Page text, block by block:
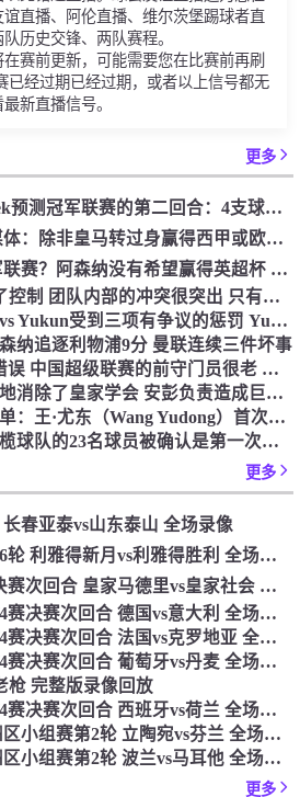
直播、阿伦直播、维尔茨堡踢球者直
历史交锋、两队赛程。
在赛前更新，可能需要您在比赛前再刷
已经过期已经过期，或者以上信号都无
新直播信号。
更多
没有逆转？ DeepSeek预测冠军联赛的第二回合：4支球队在第一回合中获胜 枪手输了
有奇迹吗？西班牙媒体：除非皇马转过身赢得西甲或欧洲冠军
放弃联赛并赶到冠军联赛？阿森纳没有希望赢得英超杯 赢得欧洲冠军的可能性
Choi Kang-Hee失去了控制 团队内部的冲突很突出 只有一个人可以从水火中拯救崔孔
实时广播：Shenhua vs Yukun受到三项有争议的惩罚 Yukun将向中国足球联合会提出投诉
纳追逐利物浦9分 曼联连续三件坏事
3场比赛中两个低级错误 中国超级联赛的前守门员很老 是时候让位了 最好的继任者出现
皇家马德里令人兴奋地消除了皇家学会 安彭负责造成巨大的灾难！
国家橄榄球队23人名单：王·尤东（Wang Yudong）首次被选为第11名 塞吉尼奥（Serginho）在名单上
大新闻！中国国家橄榄球队的23名球员被确认是第一次进入阵容
更多
春亚泰vs山东泰山 全场录像
04月05日 沙特联第26轮 利雅得新月vs利雅得胜利 全场录像
04月02日 国王杯半决赛次回合 皇家马德里vs皇家社会 全场录像
03月24日 欧国联联1/4赛决赛次回合 德国vs意大利 全场录像回放
03月24日 欧国联联1/4赛决赛次回合 法国vs克罗地亚 全场录像回放
03月24日 欧国联联1/4赛决赛次回合 葡萄牙vs丹麦 全场录像回放
枪 完整版录像回放
03月24日 欧国联联1/4赛决赛次回合 西班牙vs荷兰 全场录像回放
03月25日 世预赛欧洲区小组赛第2轮 立陶宛vs芬兰 全场录像回放
03月25日 世预赛欧洲区小组赛第2轮 波兰vs马耳他 全场录像回放
更多